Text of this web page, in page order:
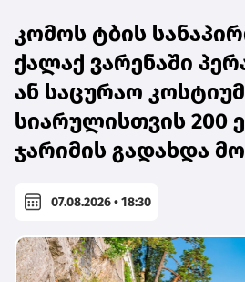
კომოს ტბის
ქალაქ ვარენაში
ან საცურაო
სიარულისთვის 200
ჯარიმის გადახდა
07.08.2026 • 18:30